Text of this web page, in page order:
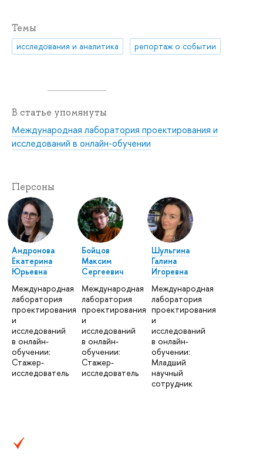
Темы
исследования и аналитика репортаж о событии
В статье упомянуты
Международная лаборатория проектирования и
исследований в онлайн-обучении
Персоны
Андронова
Екатерина
Юрьевна
Международная
лаборатория
проектирования
и
исследований
в онлайн-
обучении:
Стажер-
исследователь
Бойцов
Максим
Сергеевич
Международная
лаборатория
проектирования
и
исследований
в онлайн-
обучении:
Стажер-
исследователь
Шульгина
Галина
Игоревна
Международная
лаборатория
проектирования
и
исследований
в онлайн-
обучении:
Младший
научный
сотрудник